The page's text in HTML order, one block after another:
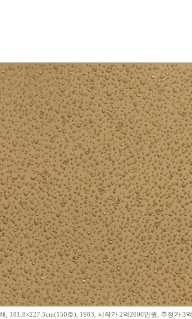
, 181.8×227.3cm(150호), 1983, 시작가 2억2000만원, 추정가 3억